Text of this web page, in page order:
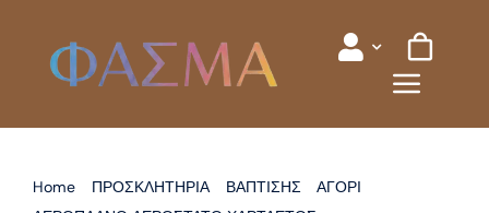
content
Home ΠΡΟΣΚΛΗΤΗΡΙΑ ΒΑΠΤΙΣΗΣ
ΑΓΟΡΙ